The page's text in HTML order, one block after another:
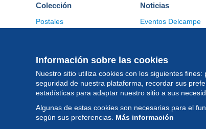
Información sobre las cookies
Nuestro sitio utiliza cookies con los siguientes
seguridad de nuestra plataforma, recordar sus
estadísticas para adaptar nuestro sitio a sus
Algunas de estas cookies son necesarias para el
según sus preferencias. Más información
Colección
Postales
Otras colecciones
Noticias
Eventos Delcampe